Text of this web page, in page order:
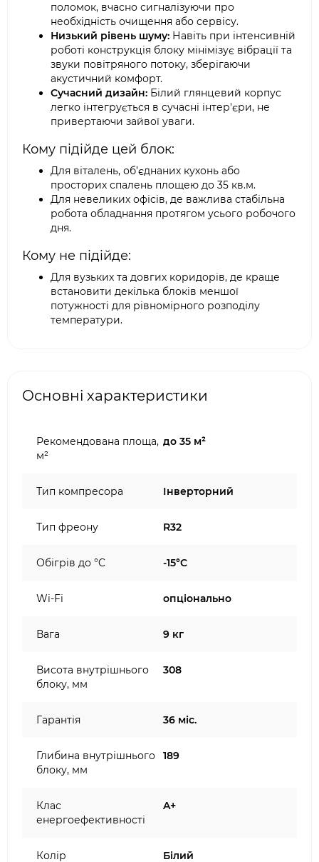
поломок, вчасно сигналізуючи про
необхідність очищення або сервісу.
Низький рівень шуму: Навіть при інтенсивній
роботі конструкція блоку мінімізує вібрації та
звуки повітряного потоку, зберігаючи
акустичний комфорт.
Сучасний дизайн: Білий глянцевий корпус
легко інтегрується в сучасні інтер'єри, не
привертаючи зайвої уваги.
Кому підійде цей блок:
Для віталень, об’єднаних кухонь або
просторих спалень площею до 35 кв.м.
Для невеликих офісів, де важлива стабільна
робота обладнання протягом усього робочого
дня.
Кому не підійде:
Для вузьких та довгих коридорів, де краще
встановити декілька блоків меншої
потужності для рівномірного розподілу
температури.
Основні характеристики
Рекомендована площа,
м²
до 35 м²
Тип компресора Інверторний
Тип фреону R32
Обігрів до °C -15°C
Wi-Fi опціонально
Вага 9 кг
Висота внутрішнього
блоку, мм
308
Гарантія 36 міс.
Глибина внутрішнього
блоку, мм
189
Клас
енергоефективності
A+
Колір Білий